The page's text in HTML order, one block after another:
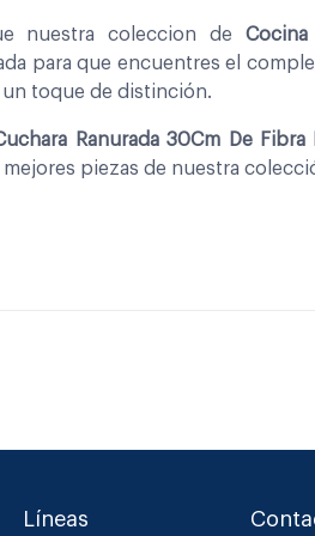
nuestra coleccion de Cocina
para que encuentres el
toque de distinción.
Ranurada 30Cm De
mejores piezas de nuestra
Líneas